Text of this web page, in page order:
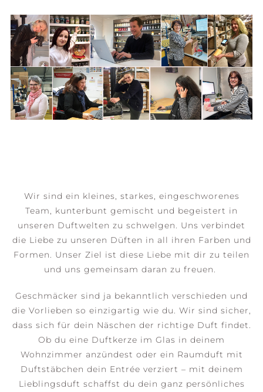
Wir sind ein kleines, starkes, eingeschworenes
Team, kunterbunt gemischt und begeistert in
unseren Duftwelten zu schwelgen. Uns verbindet
die Liebe zu unseren Düften in all ihren Farben und
Formen. Unser Ziel ist diese Liebe mit dir zu teilen
und uns gemeinsam daran zu freuen.
Geschmäcker sind ja bekanntlich verschieden und
die Vorlieben so einzigartig wie du. Wir sind sicher,
dass sich für dein Näschen der richtige Duft findet.
Ob du eine Duftkerze im Glas in deinem
Wohnzimmer anzündest oder ein Raumduft mit
Duftstäbchen dein Entrée verziert – mit deinem
Lieblingsduft schaffst du dein ganz persönliches